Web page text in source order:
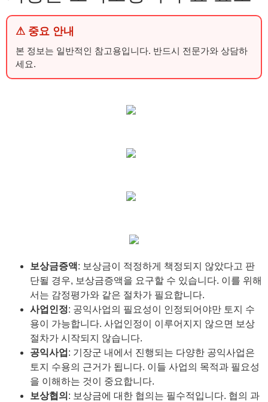
⚠ 중요 안내
본 정보는 일반적인 참고용입니다. 반드시 전문가와 상담하
세요.
보상금증액: 보상금이 적정하게 책정되지 않았다고 판
단될 경우, 보상금증액을 요구할 수 있습니다. 이를 위해
서는 감정평가와 같은 절차가 필요합니다.
사업인정: 공익사업의 필요성이 인정되어야만 토지 수
용이 가능합니다. 사업인정이 이루어지지 않으면 보상
절차가 시작되지 않습니다.
공익사업 : 기장군 내에서 진행되는 다양한 공익사업은
토지 수용의 근거가 됩니다. 이들 사업의 목적과 필요성
을 이해하는 것이 중요합니다.
보상협의 : 보상금에 대한 협의는 필수적입니다. 협의 과